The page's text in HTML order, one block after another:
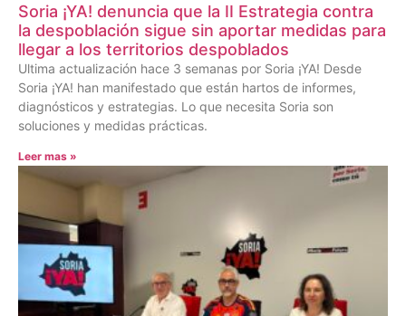
Soria ¡YA! denuncia que la II Estrategia contra
la despoblación sigue sin aportar medidas para
llegar a los territorios despoblados
Ultima actualización hace 3 semanas por Soria ¡YA! Desde
Soria ¡YA! han manifestado que están hartos de informes,
diagnósticos y estrategias. Lo que necesita Soria son
soluciones y medidas prácticas.
Leer mas »